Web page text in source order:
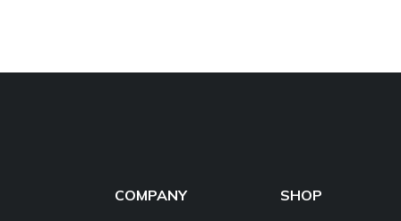
COMPANY SHOP